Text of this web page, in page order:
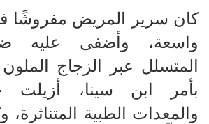
كان سرير المريض مفروشًا
واسعة، وأضفى عليه
المتسلل عبر الزجاج
بأمر ابن سينا، أزيلت
والمعدات الطبية